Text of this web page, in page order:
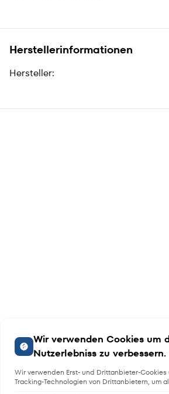
Herstellerinformationen
Hersteller:
Wir verwenden Cookies um
Nutzerlebniss zu verbessern.
Wir verwenden Erst- und Drittanbieter-
Tracking-Technologien von Drittanbietern, um